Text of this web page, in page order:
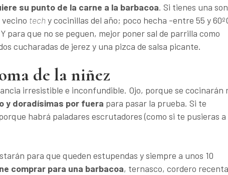
su punto de la carne a la barbacoa. Si tienes una
techy cocinillas del año; poco hecha -entre 55 y
para que no se peguen, mejor poner sal de parrilla como
cucharadas de jerez y una pizca de salsa picante.
de la niñez
irresistible e inconfundible. Ojo, porque se cocinarán
y doradísimas por fuera para pasar la prueba. Si te
habrá paladares escrutadores (como si te pusieras a
para que queden estupendas y siempre a unos 10
comprar para una barbacoa, ternasco, cordero